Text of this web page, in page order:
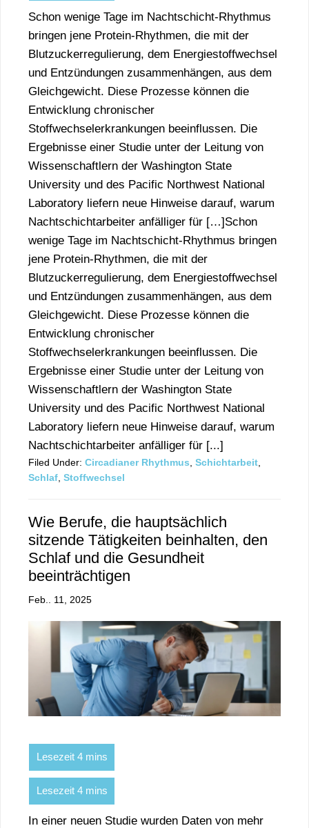
Schon wenige Tage im Nachtschicht-Rhythmus
bringen jene Protein-Rhythmen, die mit der
Blutzuckerregulierung, dem Energiestoffwechsel
und Entzündungen zusammenhängen, aus dem
Gleichgewicht. Diese Prozesse können die
Entwicklung chronischer
Stoffwechselerkrankungen beeinflussen. Die
Ergebnisse einer Studie unter der Leitung von
Wissenschaftlern der Washington State
University und des Pacific Northwest National
Laboratory liefern neue Hinweise darauf, warum
Nachtschichtarbeiter anfälliger für […]Schon
wenige Tage im Nachtschicht-Rhythmus bringen
jene Protein-Rhythmen, die mit der
Blutzuckerregulierung, dem Energiestoffwechsel
und Entzündungen zusammenhängen, aus dem
Gleichgewicht. Diese Prozesse können die
Entwicklung chronischer
Stoffwechselerkrankungen beeinflussen. Die
Ergebnisse einer Studie unter der Leitung von
Wissenschaftlern der Washington State
University und des Pacific Northwest National
Laboratory liefern neue Hinweise darauf, warum
Nachtschichtarbeiter anfälliger für [...]
Filed Under: Circadianer Rhythmus Schichtarbeit
Schlaf Stoffwechsel
Wie Berufe, die hauptsächlich
sitzende Tätigkeiten beinhalten, den
Schlaf und die Gesundheit
beeinträchtigen
Feb.. 11, 2025
In einer neuen Studie wurden Daten von mehr